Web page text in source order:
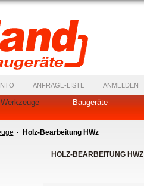
ANFRAGE-LISTE ANMELDEN
Werkzeuge Baugeräte
Holz-Bearbeitung HWz
HOLZ-BEARBEITUNG HWZ